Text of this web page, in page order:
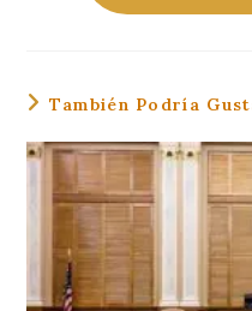
También Podría